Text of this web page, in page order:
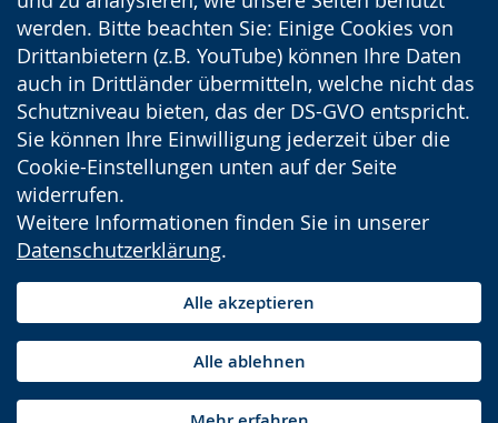
werden. Bitte beachten Sie: Einige Cookies von
Drittanbietern (z.B. YouTube) können Ihre Daten
auch in Drittländer übermitteln, welche nicht das
Schutzniveau bieten, das der DS-GVO entspricht.
Sie können Ihre Einwilligung jederzeit über die
Cookie-Einstellungen unten auf der Seite
widerrufen.
Weitere Informationen finden Sie in unserer
Datenschutzerklärung.
Alle akzeptieren
Alle ablehnen